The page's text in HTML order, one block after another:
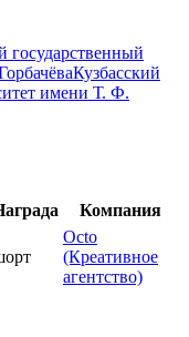
государственный
Кузбасский
имени Т. Ф.
Компания
Octo
(Креативное
агентство)